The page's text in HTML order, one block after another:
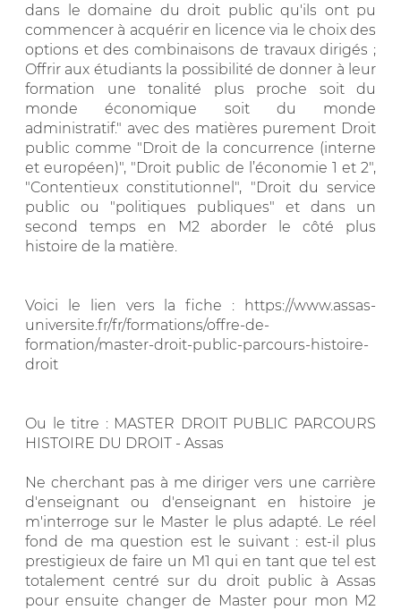
dans le domaine du droit public qu'ils ont pu
commencer à acquérir en licence via le choix des
options et des combinaisons de travaux dirigés ;
Offrir aux étudiants la possibilité de donner à leur
formation une tonalité plus proche soit du
monde économique soit du monde
administratif." avec des matières purement Droit
public comme "Droit de la concurrence (interne
et européen)", "Droit public de l’économie 1 et 2",
"Contentieux constitutionnel", "Droit du service
public ou "politiques publiques" et dans un
second temps en M2 aborder le côté plus
histoire de la matière.
Voici le lien vers la fiche : https://www.assas-
universite.fr/fr/formations/offre-de-
formation/master-droit-public-parcours-histoire-
droit
Ou le titre : MASTER DROIT PUBLIC PARCOURS
HISTOIRE DU DROIT - Assas
Ne cherchant pas à me diriger vers une carrière
d'enseignant ou d'enseignant en histoire je
m'interroge sur le Master le plus adapté. Le réel
fond de ma question est le suivant : est-il plus
prestigieux de faire un M1 qui en tant que tel est
totalement centré sur du droit public à Assas
pour ensuite changer de Master pour mon M2